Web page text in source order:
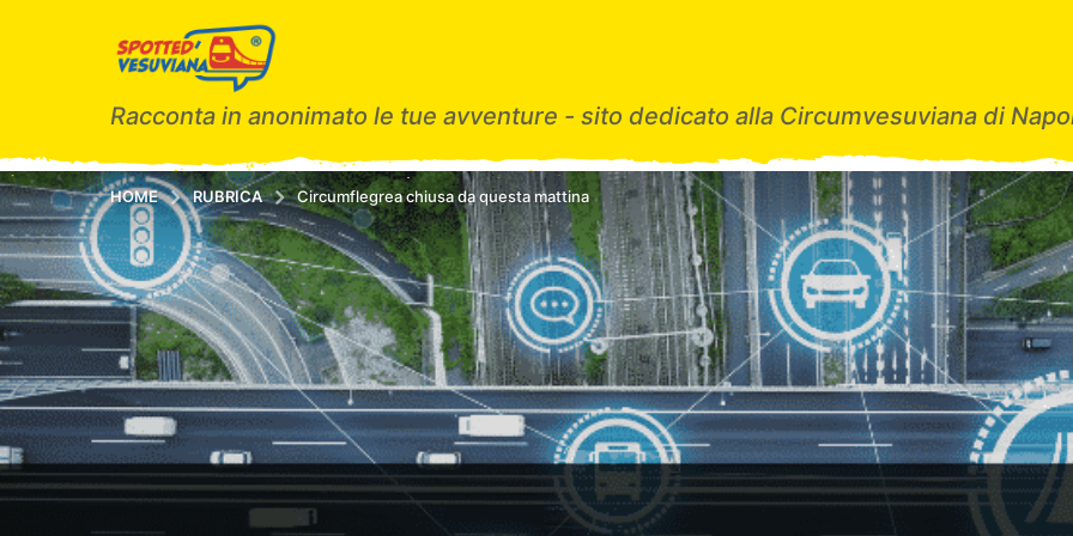
Racconta in anonimato le tue avventure - sito dedicato alla Circumvesuviana di
HOME RUBRICA Circumflegrea chiusa da questa mattina